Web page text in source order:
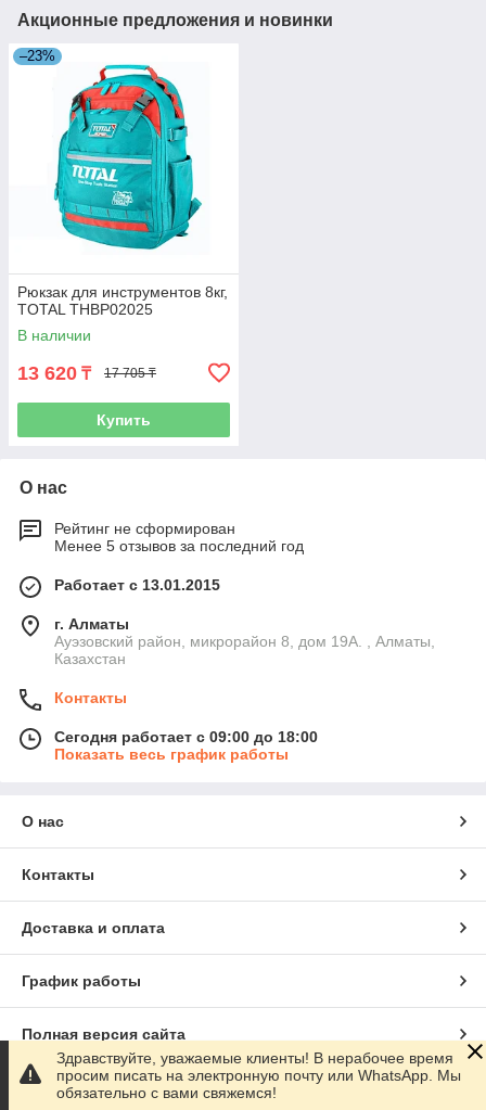
Акционные предложения и новинки
–23%
Рюкзак для инструментов 8кг,
TOTAL THBP02025
В наличии
13 620 ₸ 17 705 ₸
Купить
О нас
Рейтинг не сформирован
Менее 5 отзывов за последний год
Работает с 13.01.2015
г. Алматы
Ауэзовский район, микрорайон 8, дом 19А. , Алматы,
Казахстан
Контакты
Сегодня работает с 09:00 до 18:00
Показать весь график работы
О нас
Контакты
Доставка и оплата
График работы
Полная версия сайта
Сайт создан на маркетплейсеSatu.kz
Здравствуйте, уважаемые клиенты! В нерабочее время
просим писать на электронную почту или WhatsApp. Мы
обязательно с вами свяжемся!